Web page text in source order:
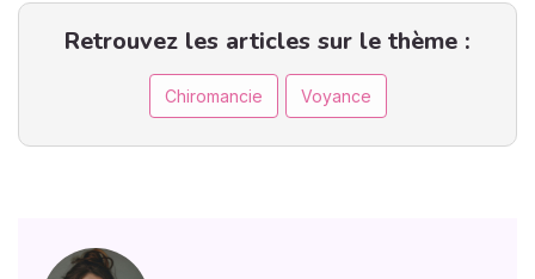
Retrouvez les articles sur le thème :
Chiromancie Voyance